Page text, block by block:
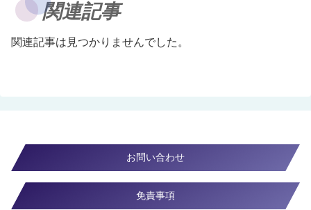
関連記事
関連記事は見つかりませんでした。
お問い合わせ
免責事項